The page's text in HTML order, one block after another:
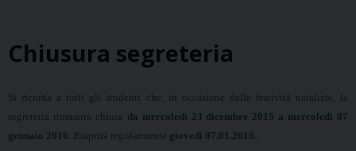
Chiusura segreteria
Si ricorda a tutti gli studenti che, in occasione delle festività natalizie, la
segreteria rimmarrà chiusa da mercoledì 23 dicembre 2015 a mercoledì 07
gennaio 2016. Riaprirà regolarmente giovedì 07.01.2016.